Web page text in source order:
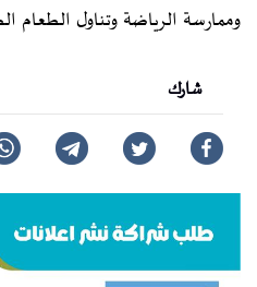
وممارسة الرياضة وتناول الطعام
شارك